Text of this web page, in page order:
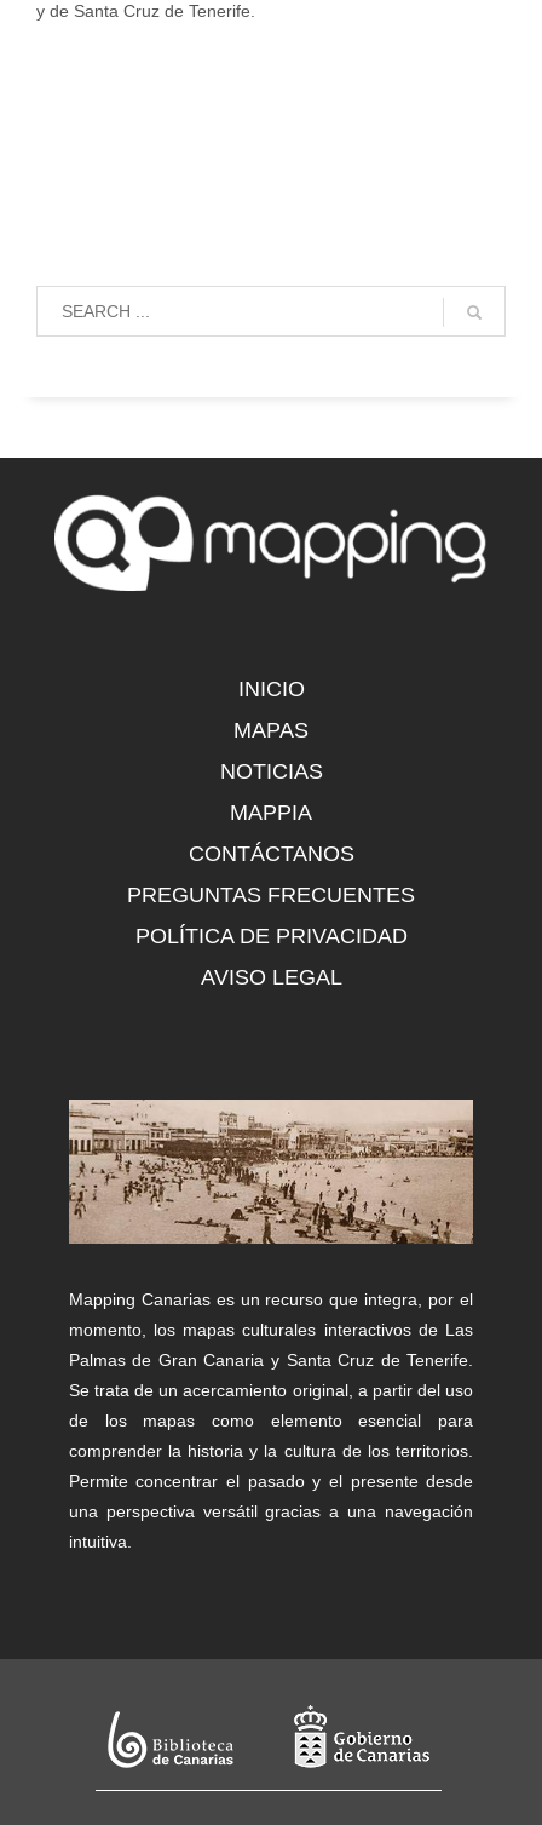
y de Santa Cruz de Tenerife.
INICIO
MAPAS
NOTICIAS
MAPPIA
CONTÁCTANOS
PREGUNTAS FRECUENTES
POLÍTICA DE PRIVACIDAD
AVISO LEGAL
Mapping Canarias es un recurso que integra, por el
momento, los mapas culturales interactivos de Las
Palmas de Gran Canaria y Santa Cruz de Tenerife.
Se trata de un acercamiento original, a partir del uso
de los mapas como elemento esencial para
comprender la historia y la cultura de los territorios.
Permite concentrar el pasado y el presente desde
una perspectiva versátil gracias a una navegación
intuitiva.